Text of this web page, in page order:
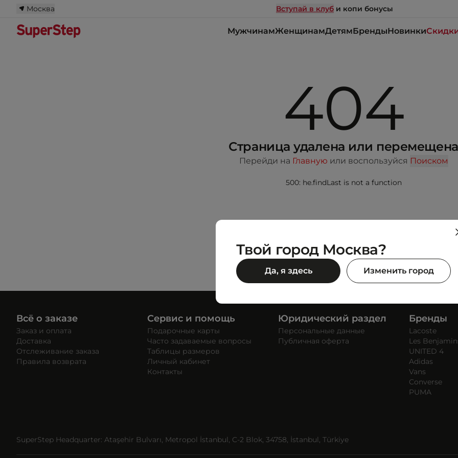
Москва Вступай в клуб и копи бонусы
МужчинамЖенщинамДетямБрендыНовинки
404
Страница удалена или перемещена
Перейди на Главную или воспользуйся Поиском
500: he.findLast is not a function
Всё о заказе
Заказ и оплата
Доставка
Отслеживание заказа
Правила возврата
Сервис и помощь
Подарочные карты
Часто задаваемые вопросы
Таблицы размеров
Личный кабинет
Контакты
Юридический раздел
Персональные данные
Публичная оферта
Бренды
Lacoste
Les
UNITED 4
Adidas
Vans
Converse
PUMA
SuperStep Headquarter: Ataşehir Bulvarı, Metropol İstanbul, C-2 Blok, 34758, İstanbul, Türkiye
Твой город Москва?
Да, я здесь Изменить город